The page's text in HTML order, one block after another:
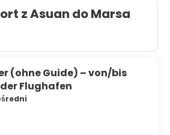
z Asuan do Marsa
(ohne Guide) – von/bis
Flughafen